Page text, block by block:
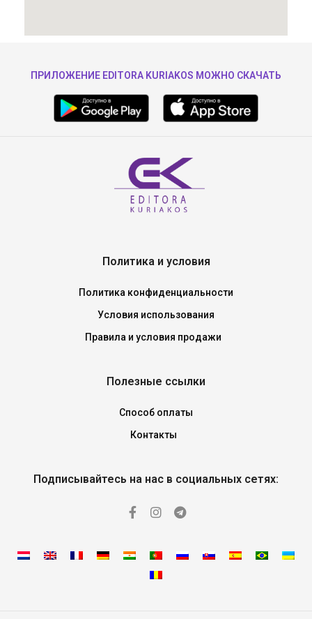
ПРИЛОЖЕНИЕ EDITORA KURIAKOS МОЖНО СКАЧАТЬ
Политика и условия
Политика конфиденциальности
Условия использования
Правила и условия продажи
Полезные ссылки
Способ оплаты
Контакты
Подписывайтесь на нас в социальных сетях: